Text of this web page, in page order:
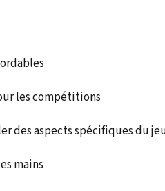
les compétitions
des aspects spécifiques du
mains